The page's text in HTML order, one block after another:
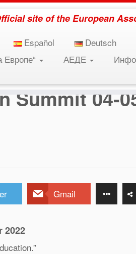
site of the European
Español Deutsch
Европе“ АЕДЕ
Summit 04-
Gmail
2022